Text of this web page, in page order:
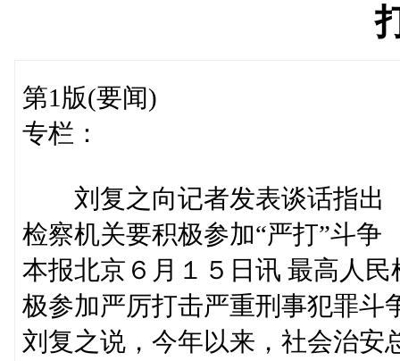
第1版(要闻)
专栏：
刘复之向记者发表谈话指出
检察机关要积极参加“严打”斗争
本报北京６月１５日讯 最高人
极参加严厉打击严重刑事犯罪斗
刘复之说，今年以来，社会治安